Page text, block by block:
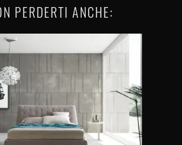
PERDERTI ANCHE: